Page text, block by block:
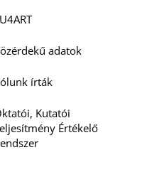
adatok
írták
Kutatói
Értékelő